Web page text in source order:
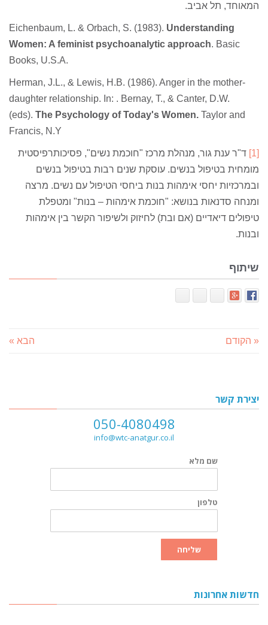
המאוחד, תל אביב.
Eichenbaum, L. & Orbach, S. (1983). Understanding
Women: A feminist psychoanalytic approach. Basic
Books, U.S.A.
Herman, J.L., & Lewis, H.B. (1986). Anger in the mother-
daughter relationship. In: . Bernay, T., & Canter, D.W.
(eds). The Psychology of Today's Women. Taylor and
Francis, N.Y
[1]
ד"ר ענת גור, מנהלת מרכז "חוכמת נשים", פסיכותרפיסטית
מומחית בטיפול בנשים. עוסקת שנים רבות בטיפול בנשים
ובמרכזיות יחסי אימהות בנות ביחסי הטיפול עם נשים. מרצה
ומנחה סדנאות בנושא: "חוכמת אימהות – בנות" ומטפלת
טיפולים דיאדיים (אם ובת) לחיזוק ולשיפור הקשר בין אימהות
ובנות.
שיתוף
« הקודם הבא »
יצירת קשר
050-4080498
info@wtc-anatgur.co.il
שם מלא
טלפון
שליחה
חדשות אחרונות
הרצאה "נשים, מלחמה ובריאות נפש" בהנחיית ד"ר ענת גור